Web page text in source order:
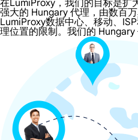
在LumiProxy，我们的目标是扩
强大的 Hungary 代理，由数百
LumiProxy数据中心、移动、
理位置的限制。我们的